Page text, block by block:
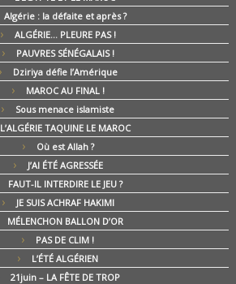
Algérie : la défaite et après ?
ALGÉRIE… PLEURE PAS !
PAUVRES SÉNÉGALAIS !
Dziriya défie l’Amérique
MAROC AU FINAL !
Sous menace islamiste
L’ALGÉRIE TAQUINE LE MAROC
Où est Allah ?
J’AI ÉTÉ AGRESSÉE
FAUT-IL INTERDIRE LE JEU ?
JE SUIS ACHRAF HAKIMI
MÉLENCHON BALLON D’OR
PAS DE CLIM !
L’ÉTÉ ALGÉRIEN
21juin – LA FÊTE DE TROP